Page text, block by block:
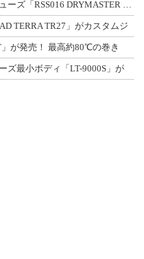
TERRA TR27」がカスタムジ
」が発売！ 最高約80℃の巻き
ズ最小ボディ「LT-9000S」が